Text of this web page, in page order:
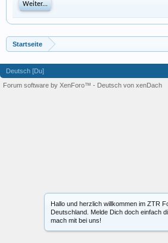
Hallo und herzlich willkommen im ZTR
Deutschland. Melde Dich doch einfach
mach mit bei uns!
Weiter...
Startseite
Deutsch [Du]
Forum software by XenForo™ - Deutsch von xenDach